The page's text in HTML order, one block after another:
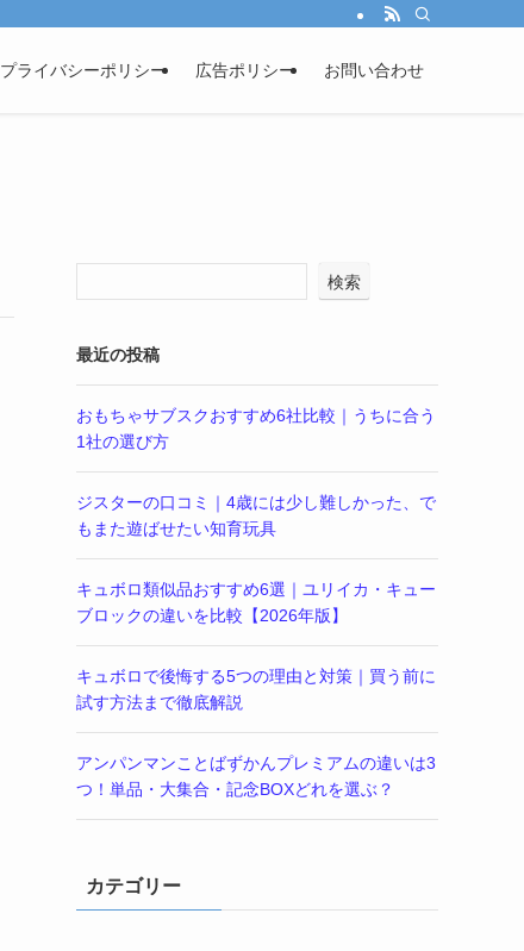
プライバシーポリシー 広告ポリシー お問い合わせ
検索
最近の投稿
おもちゃサブスクおすすめ6社比較｜うちに合う
1社の選び方
ジスターの口コミ｜4歳には少し難しかった、で
もまた遊ばせたい知育玩具
キュボロ類似品おすすめ6選｜ユリイカ・キュー
ブロックの違いを比較【2026年版】
キュボロで後悔する5つの理由と対策｜買う前に
試す方法まで徹底解説
アンパンマンことばずかんプレミアムの違いは3
つ！単品・大集合・記念BOXどれを選ぶ？
カテゴリー